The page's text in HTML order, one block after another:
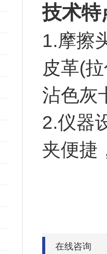
技术特
1.摩擦
皮革(
沾色灰
2.仪器
夹便捷
在线咨询